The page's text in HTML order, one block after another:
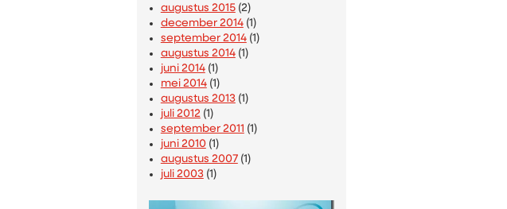
augustus 2015(2)
december 2014(1)
september 2014(1)
augustus 2014(1)
juni 2014(1)
mei 2014(1)
augustus 2013(1)
juli 2012(1)
september 2011 (1)
juni 2010(1)
augustus 2007(1)
juli 2003(1)